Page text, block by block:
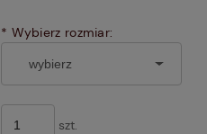
* Wybierz rozmiar:
szt.